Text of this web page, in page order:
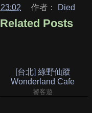
23:02 作者： Died
Related Posts
[台北] 綠野仙蹤
Wonderland Cafe
饕客遊